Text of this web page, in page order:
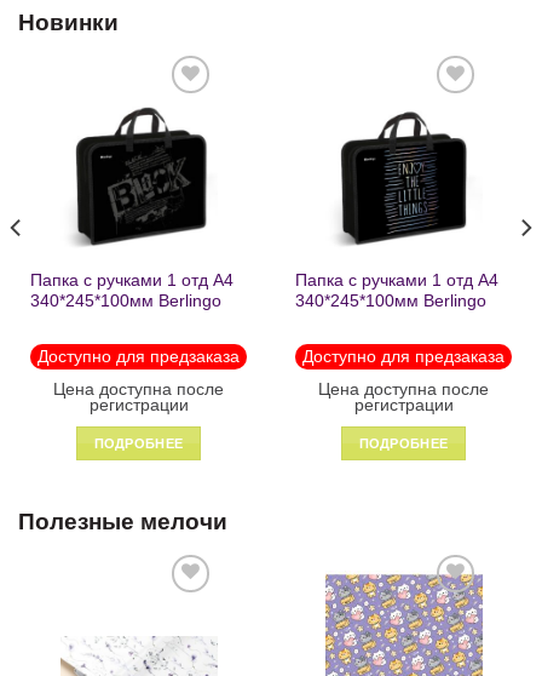
Новинки
Добавить
в список
желаний
Папка с ручками 1 отд А4
340*245*100мм Berlingo
молнии1246
Доступно для предзаказа
Цена доступна после
регистрации
ПОДРОБНЕЕ
Добавить
в список
желаний
Папка с ручками 1 отд А4
340*245*100мм Berlingo
пластик на молнии 1215
Доступно для предзаказа
Цена доступна после
регистрации
ПОДРОБНЕЕ
Полезные мелочи
желаний
Добавить
в список
желаний